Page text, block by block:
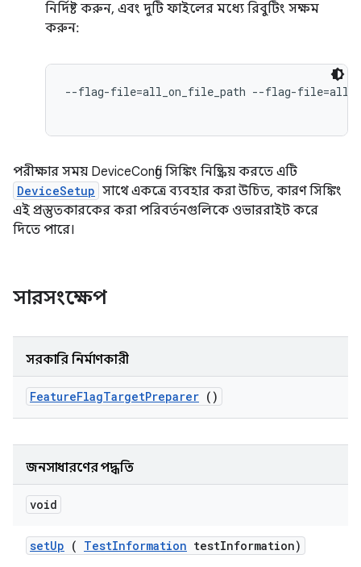
নির্দিষ্ট করুন, এবং দুটি ফাইলের মধ্যে রিবুটিং সক্ষম
করুন:
--flag-file=all_on_file_path --flag-
পরীক্ষার সময় DeviceConfig সিঙ্কিং নিষ্ক্রিয় করতে এটি
DeviceSetup সাথে একত্রে ব্যবহার করা উচিত, কারণ সিঙ্কিং
এই প্রস্তুতকারকের করা পরিবর্তনগুলিকে ওভাররাইট করে
দিতে পারে।
সারসংক্ষেপ
সরকারি নির্মাণকারী
FeatureFlagTargetPreparer ()
জনসাধারণের পদ্ধতি
void
setUp ( TestInformation testInformation)